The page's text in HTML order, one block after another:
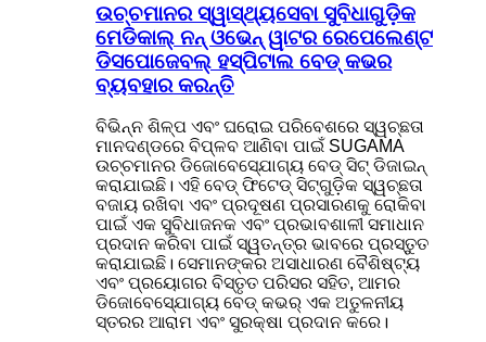
ଉଚ୍ଚମାନର ସ୍ୱାସ୍ଥ୍ୟସେବା ସୁବିଧାଗୁଡ଼ିକ
ମେଡିକାଲ୍ ନନ୍ ଓଭେନ୍ ୱାଟର ରେପେଲେଣ୍ଟ
ଡିସପୋଜେବଲ୍ ହସ୍ପିଟାଲ ବେଡ୍ କଭର
ବ୍ୟବହାର କରନ୍ତି
ବିଭିନ୍ନ ଶିଳ୍ପ ଏବଂ ଘରୋଇ ପରିବେଶରେ ସ୍ୱଚ୍ଛତା
ମାନଦଣ୍ଡରେ ବିପ୍ଳବ ଆଣିବା ପାଇଁ SUGAMA
ଉଚ୍ଚମାନର ଡିଜୋବେସ୍ଯୋଗ୍ୟ ବେଡ୍ ସିଟ୍ ଡିଜାଇନ୍
କରାଯାଇଛି। ଏହି ବେଡ୍ ଫିଟେଡ୍ ସିଟ୍ଗୁଡ଼ିକ ସ୍ୱଚ୍ଛତା
ବଜାୟ ରଖିବା ଏବଂ ପ୍ରଦୂଷଣ ପ୍ରସାରଣକୁ ରୋକିବା
ପାଇଁ ଏକ ସୁବିଧାଜନକ ଏବଂ ପ୍ରଭାବଶାଳୀ ସମାଧାନ
ପ୍ରଦାନ କରିବା ପାଇଁ ସ୍ୱତନ୍ତ୍ର ଭାବରେ ପ୍ରସ୍ତୁତ
କରାଯାଇଛି। ସେମାନଙ୍କର ଅସାଧାରଣ ବୈଶିଷ୍ଟ୍ୟ
ଏବଂ ପ୍ରୟୋଗର ବିସ୍ତୃତ ପରିସର ସହିତ, ଆମର
ଡିଜୋବେସ୍ଯୋଗ୍ୟ ବେଡ୍ କଭର୍ ଏକ ଅତୁଳନୀୟ
ସ୍ତରର ଆରାମ ଏବଂ ସୁରକ୍ଷା ପ୍ରଦାନ କରେ।